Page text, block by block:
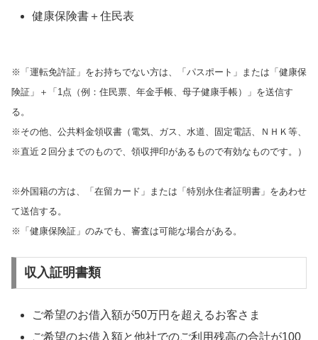
健康保険書＋住民表
※「運転免許証」をお持ちでない方は、「パスポート」または「健康保
険証」＋「1点（例：住民票、年金手帳、母子健康手帳）」を送信す
る。
※その他、公共料金領収書（電気、ガス、水道、固定電話、ＮＨＫ等、
※直近２回分までのもので、領収押印があるもので有効なものです。）
※外国籍の方は、「在留カード」または「特別永住者証明書」をあわせ
て送信する。
※「健康保険証」のみでも、審査は可能な場合がある。
収入証明書類
ご希望のお借入額が50万円を超えるお客さま
ご希望のお借入額と他社でのご利用残高の合計が100